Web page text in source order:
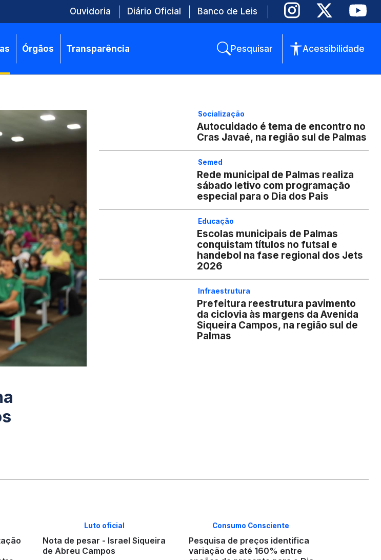
Ouvidoria Diário Oficial Banco de Leis
Órgãos Transparência Pesquisar Acessibilidade
Socialização
Autocuidado é tema de encontro no
Cras Javaé, na região sul de Palmas
Semed
Rede municipal de Palmas realiza
sábado letivo com programação
especial para o Dia dos Pais
Educação
Escolas municipais de Palmas
conquistam títulos no futsal e
handebol na fase regional dos Jets
2026
Infraestrutura
Prefeitura reestrutura pavimento
da ciclovia às margens da Avenida
Siqueira Campos, na região sul de
Palmas
Luto oficial
Nota de pesar - Israel Siqueira
de Abreu Campos
Consumo Consciente
Pesquisa de preços identifica
variação de até 160% entre